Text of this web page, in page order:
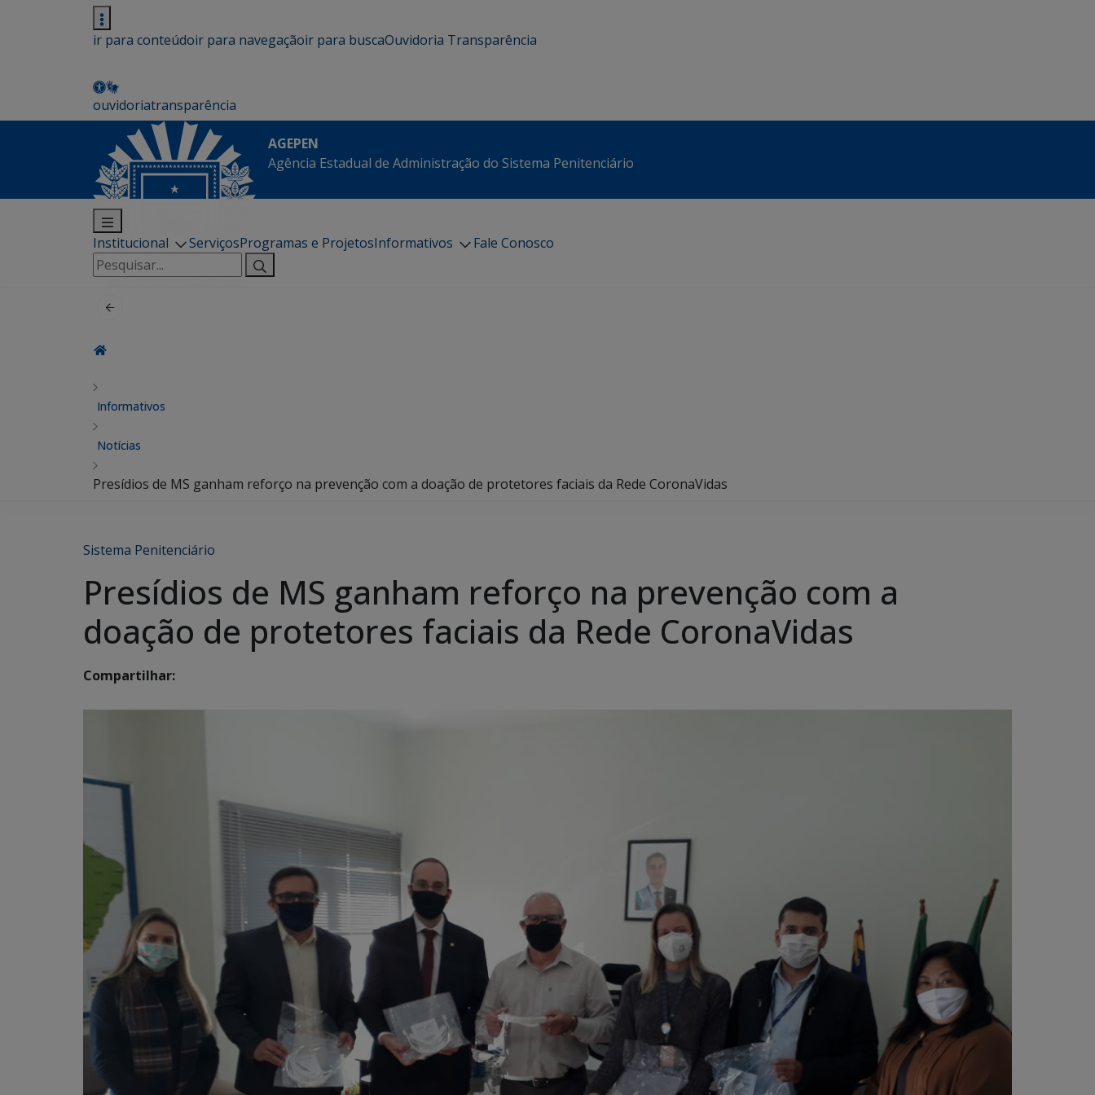
ir para conteúdoir para navegaçãoir para buscaOuvidoria Transparência
ouvidoriatransparência
AGEPEN
Agência Estadual de Administração do Sistema Penitenciário
Institucional ServiçosProgramas e ProjetosInformativos
Fale Conosco
Pesquisar
por:
Informativos
Notícias
Presídios de MS ganham reforço na prevenção com a doação de protetores faciais da Rede CoronaVidas
Sistema Penitenciário
Presídios de MS ganham reforço na prevenção com a
doação de protetores faciais da Rede CoronaVidas
Compartilhar: